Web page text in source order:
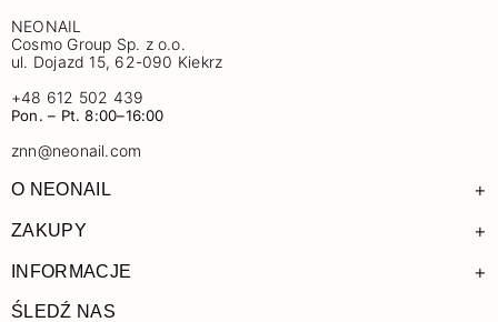
NEONAIL
Cosmo Group Sp. z o.o.
ul. Dojazd 15, 62-090 Kiekrz
+48 612 502 439
Pon. – Pt. 8:00–16:00
znn@neonail.com
O NEONAIL +
ZAKUPY +
INFORMACJE +
ŚLEDŹ NAS